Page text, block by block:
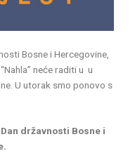
Bosne i Hercegovine,
neće raditi u u
U utorak smo ponovo s
državnosti Bosne i